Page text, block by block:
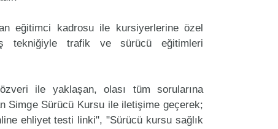
eğitimci kadrosu ile kursiyerlerine özel
tekniğiyle trafik ve sürücü eğitimleri
ile yaklaşan, olası tüm sorularına
Simge Sürücü Kursu ile iletişime geçerek;
ehliyet testi linki", "Sürücü kursu sağlık